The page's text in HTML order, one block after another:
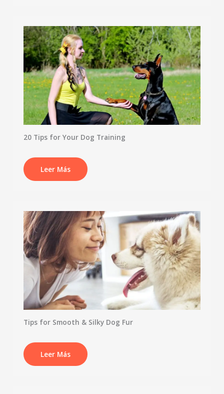
20 Tips for Your Dog Training
Leer Más
Tips for Smooth & Silky Dog Fur
Leer Más